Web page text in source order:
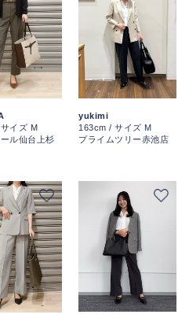
イズ M
ル仙台上杉
yukimi
163cm / サイズ M
プライムツリー赤池店